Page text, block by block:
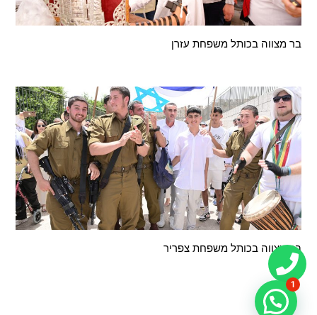
בר מצווה בכותל ‎⁨משפחת עזרן
בר מצווה בכותל ‎⁨משפחת צפריר
1